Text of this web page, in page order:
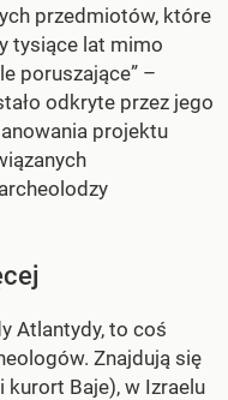
przedmiotów, które
tysiące lat mimo
poruszające” –
odkryte przez jego
projektu
Atlantydy, to coś
Znajdują się
kurort Baje), w Izraelu